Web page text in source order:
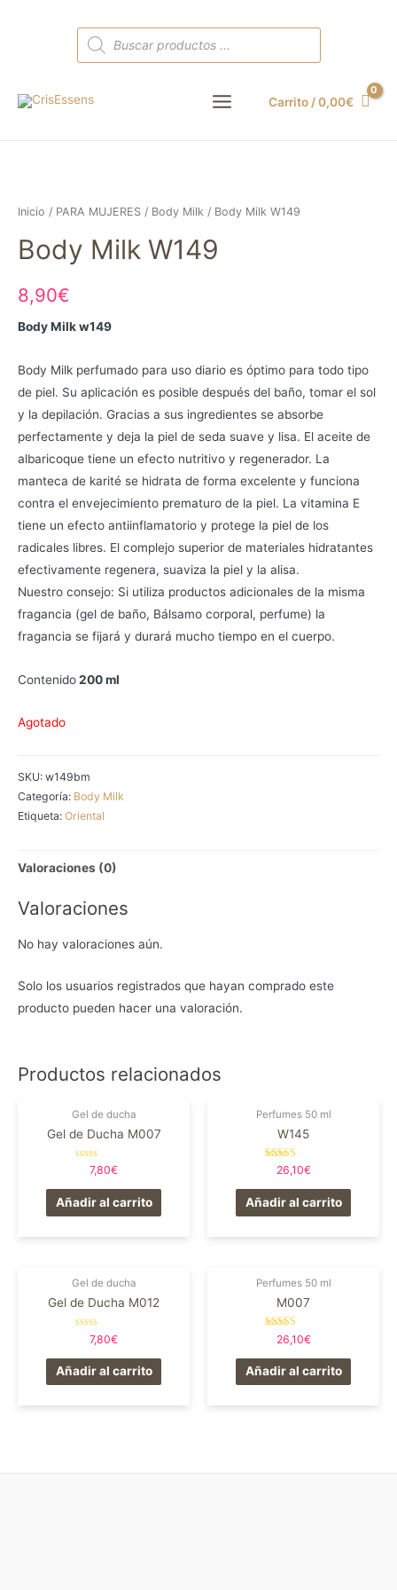
Búsqueda
de
productos
Main
Carrito/0,00€
Inicio / PARA MUJERES / Body Milk / Body Milk W149
Body Milk W149
8,90€
Body Milk w149
Body Milk perfumado para uso diario es óptimo para todo tipo
de piel. Su aplicación es posible después del baño, tomar el sol
y la depilación. Gracias a sus ingredientes se absorbe
perfectamente y deja la piel de seda suave y lisa. El aceite de
albaricoque tiene un efecto nutritivo y regenerador. La
manteca de karité se hidrata de forma excelente y funciona
contra el envejecimiento prematuro de la piel. La vitamina E
tiene un efecto antiinflamatorio y protege la piel de los
radicales libres. El complejo superior de materiales hidratantes
efectivamente regenera, suaviza la piel y la alisa.
Nuestro consejo: Si utiliza productos adicionales de la misma
fragancia (gel de baño, Bálsamo corporal, perfume) la
fragancia se fijará y durará mucho tiempo en el cuerpo.
Contenido200 ml
Agotado
SKU: w149bm
Categoría: Body Milk
Etiqueta: Oriental
Valoraciones (0)
Valoraciones
No hay valoraciones aún.
Solo los usuarios registrados que hayan comprado este
producto pueden hacer una valoración.
Productos relacionados
Gel de ducha
Gel de Ducha M007
Valorado
0
de
5
7,80€
Añadir al carrito
Perfumes 50 ml
W145
Valorado en
5.00
de 5
26,10€
Añadir al carrito
Gel de ducha
Gel de Ducha M012
Valorado
0
de
5
7,80€
Añadir al carrito
Perfumes 50 ml
M007
Valorado en
5.00
de 5
26,10€
Añadir al carrito